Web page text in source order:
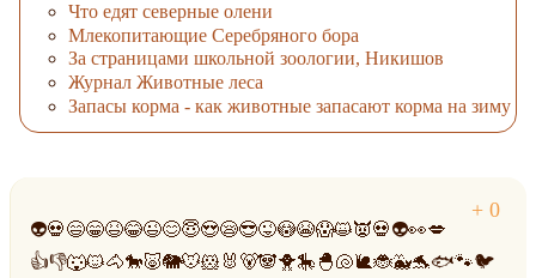
Что едят северные олени
Млекопитающие Серебряного бора
За страницами школьной зоологии, Никишов
Журнал Животные леса
Запасы корма - как животные запасают корма на зиму
👽💀😄😁😆😂😉😊😇😍😪😎😜😳😭😱😺👿💀👽👀💋
👍👎🐺🐱🐴🐎🐷🐘🐭🐹🐰🐻🐼🐥🎠🐣🐚🐌🐞🐳🐬🐟🐾🐦